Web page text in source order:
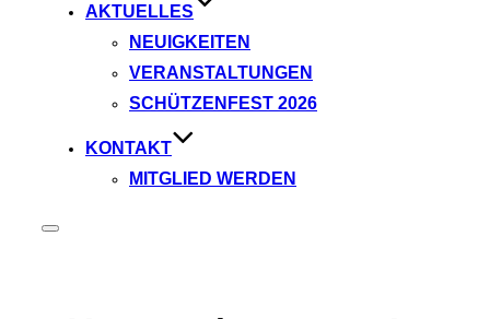
AKTUELLES
NEUIGKEITEN
VERANSTALTUNGEN
SCHÜTZENFEST 2026
KONTAKT
MITGLIED WERDEN
Seitenleiste